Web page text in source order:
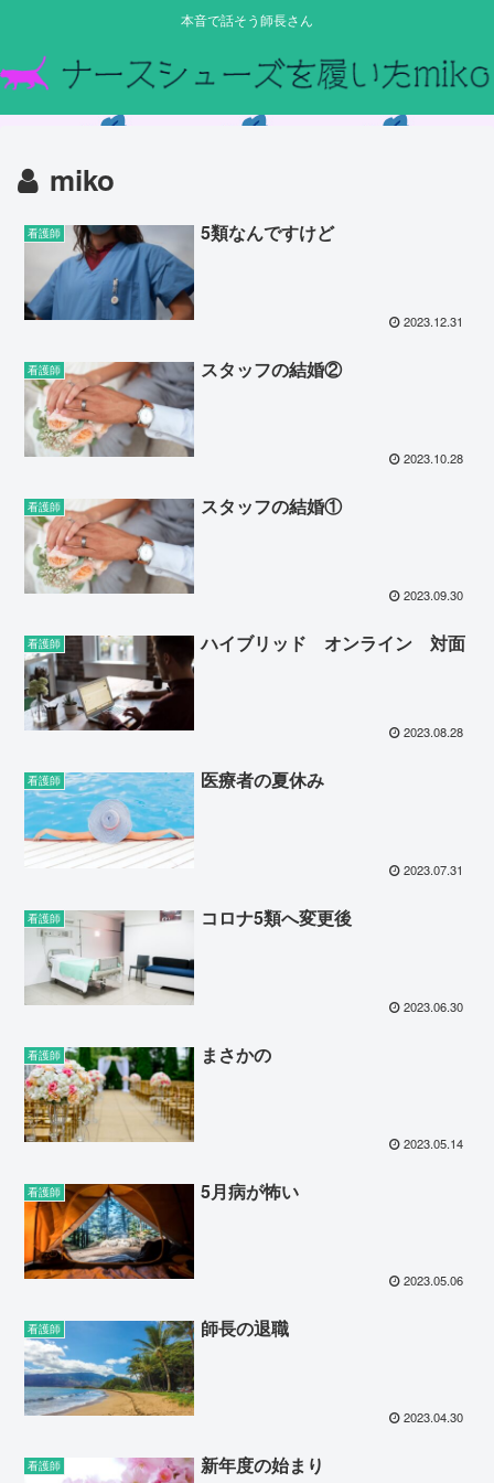
本音で話そう師長さん
miko
看護師 5類なんですけど
2023.12.31
看護師 スタッフの結婚②
2023.10.28
看護師 スタッフの結婚①
2023.09.30
看護師 ハイブリッド オンライン 対面
2023.08.28
看護師 医療者の夏休み
2023.07.31
看護師 コロナ5類へ変更後
2023.06.30
看護師 まさかの
2023.05.14
看護師 5月病が怖い
2023.05.06
看護師 師長の退職
2023.04.30
看護師 新年度の始まり